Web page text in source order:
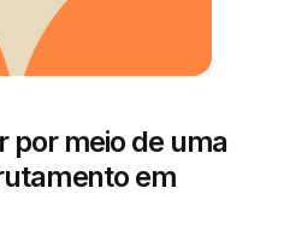
por meio de uma
em